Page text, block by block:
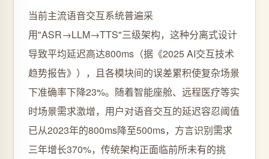
当前主流语音交互系统普遍采
用"ASR→LLM→TTS"三级架构，这种分离式设计
导致平均延迟高达800ms（据《2025 AI交互技术
趋势报告》），且各模块间的误差累积使复杂场景
下准确率下降23%。随着智能座舱、远程医疗等实
时场景需求激增，用户对语音交互的延迟容忍阈值
已从2023年的800ms降至500ms，方言识别需求
三年增长370%，传统架构正面临前所未有的挑